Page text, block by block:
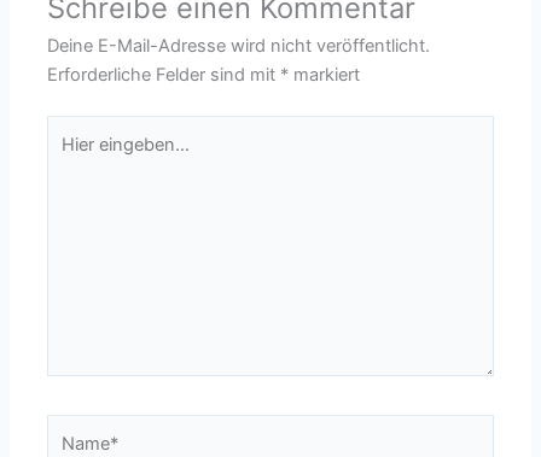
Schreibe einen Kommentar
Deine E-Mail-Adresse wird nicht veröffentlicht.
Erforderliche Felder sind mit * markiert
eingeben…